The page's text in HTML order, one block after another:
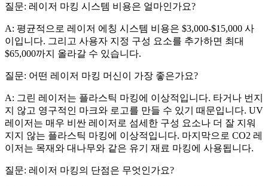
질문: 레이저 마킹 시스템 비용은 얼마인가요?
A: 평균적으로 레이저 에칭 시스템 비용은 $3,000-$15,000 사
이입니다. 그리고 사용자 지정 구성 요소를 추가하면 최대
$65,000까지 올라갈 수 있습니다.
질문: 어떤 레이저 마킹 머신이 가장 좋은가요?
A: 그린 레이저는 플라스틱 마킹에 이상적입니다. 타거나 번지
지 않고 영구적인 마크와 로고를 만들 수 있기 때문입니다. UV
레이저는 매우 비싼 레이저로 섬세한 구성 요소나 더 잘 지워
지지 않는 플라스틱 마킹에 이상적입니다. 마지막으로 CO2 레
이저는 목재와 대나무와 같은 유기 재료 마킹에 사용됩니다.
질문: 레이저 마킹의 단점은 무엇인가요?